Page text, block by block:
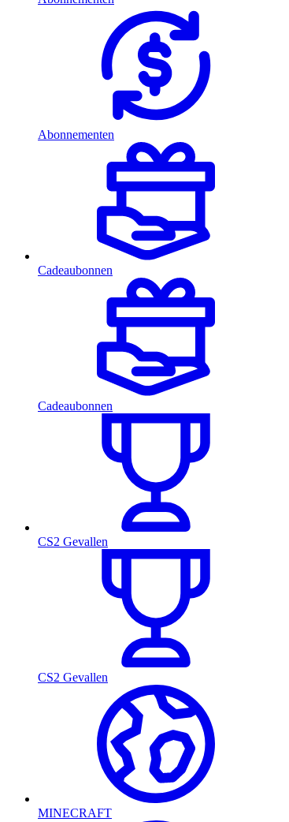
Abonnementen
Cadeaubonnen
Cadeaubonnen
CS2 Gevallen
CS2 Gevallen
MINECRAFT